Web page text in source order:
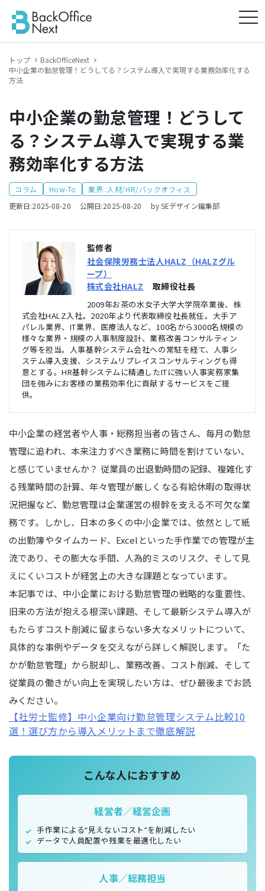
トップ
BackOfficeNext
中小企業の勤怠管理！どうしてる？システム導入で実現する業務効率化する
方法
中小企業の勤怠管理！どうして
る？システム導入で実現する業
務効率化する方法
コラム How-To
業界::人材/HR/バックオフィス
更新日:2025-08-20
公開日:2025-08-20 by SEデザイン編集部
監修者
社会保険労務士法人HALZ（HALZグル
ープ）
株式会社HALZ 取締役社長
2009年お茶の水女子大学大学院卒業後、株
式会社HALZ入社。2020年より代表取締役社長就任。大手ア
パレル業界、IT業界、医療法人など、100名から3000名規模の
様々な業界・規模の人事制度設計、業務改善コンサルティン
グ等を担当。人事基幹システム会社への常駐を経て、人事シ
ステム導入支援、システムリプレイスコンサルティングも得
意とする。HR基幹システムに精通したITに強い人事実務家集
団を強みにお客様の業務効率化に貢献するサービスをご提
供。
中小企業の経営者や人事・総務担当者の皆さん、毎月の勤怠
管理に追われ、本来注力すべき業務に時間を割けていない、
と感じていませんか？ 従業員の出退勤時間の記録、複雑化す
る残業時間の計算、年々管理が厳しくなる有給休暇の取得状
況把握など、勤怠管理は企業運営の根幹を支える不可欠な業
務です。しかし、日本の多くの中小企業では、依然として紙
の出勤簿やタイムカード、Excelといった手作業での管理が主
流であり、その膨大な手間、人為的ミスのリスク、そして見
えにくいコストが経営上の大きな課題となっています。
本記事では、中小企業における勤怠管理の戦略的な重要性、
旧来の方法が抱える根深い課題、そして最新システム導入が
もたらすコスト削減に留まらない多大なメリットについて、
具体的な事例やデータを交えながら詳しく解説します。「た
かが勤怠管理」から脱却し、業務改善、コスト削減、そして
従業員の働きがい向上を実現したい方は、ぜひ最後までお読
みください。
【社労士監修】中小企業向け勤怠管理システム比較10
選！選び方から導入メリットまで徹底解説
こんな人におすすめ
経営者／経営企画
✓ 手作業による“見えないコスト”を削減したい
✓ データで人員配置や残業を最適化したい
人事／総務担当